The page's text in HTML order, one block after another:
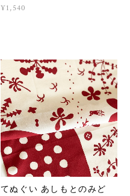
¥1,540
てぬぐい あしもとのみど